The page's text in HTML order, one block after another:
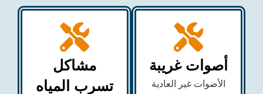
غريبة
غير العادية
تسرب المياه